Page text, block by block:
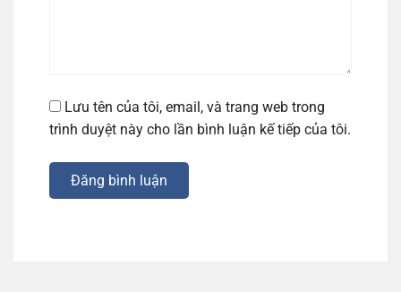
Lưu tên của tôi, email, và trang web trong
trình duyệt này cho lần bình luận kế tiếp của tôi.
Đăng bình luận